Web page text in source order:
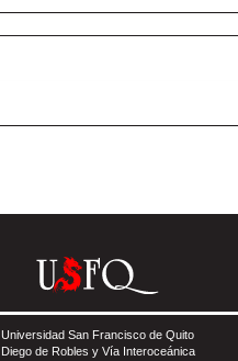
Universidad San Francisco de Quito
Diego de Robles y Vía Interoceánica